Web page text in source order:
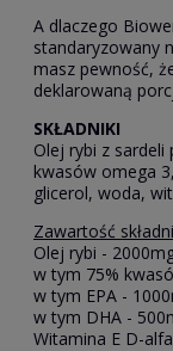
A dlaczego
standaryzowany
masz pewność,
deklarowaną
SKŁADNIKI
Olej rybi z
kwasów omega
glicerol, woda,
Zawartość
Olej rybi -
w tym 75%
w tym EPA -
w tym DHA -
Witamina E D-